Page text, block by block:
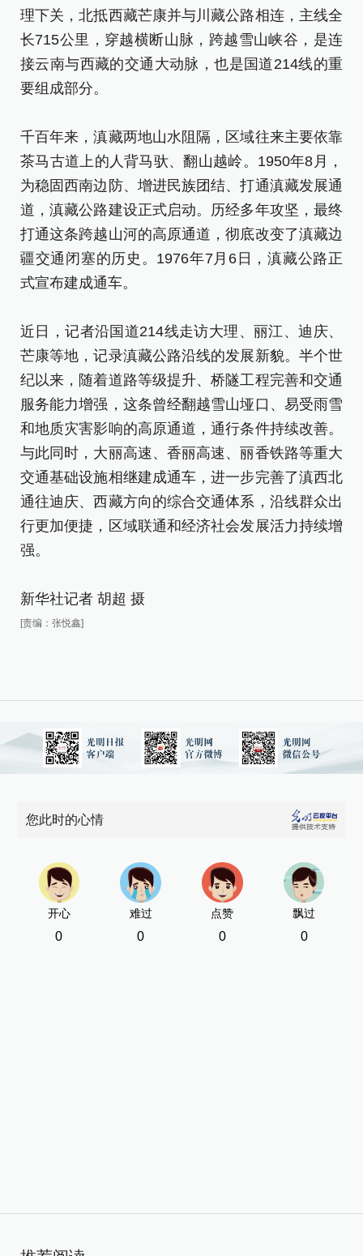
理下关，北抵西藏芒康并与川藏公路相连，主线全
长715公里，穿越横断山脉，跨越雪山峡谷，是连
接云南与西藏的交通大动脉，也是国道214线的重
要组成部分。
千百年来，滇藏两地山水阻隔，区域往来主要依靠
茶马古道上的人背马驮、翻山越岭。1950年8月，
为稳固西南边防、增进民族团结、打通滇藏发展通
道，滇藏公路建设正式启动。历经多年攻坚，最终
打通这条跨越山河的高原通道，彻底改变了滇藏边
疆交通闭塞的历史。1976年7月6日，滇藏公路正
式宣布建成通车。
近日，记者沿国道214线走访大理、丽江、迪庆、
芒康等地，记录滇藏公路沿线的发展新貌。半个世
纪以来，随着道路等级提升、桥隧工程完善和交通
服务能力增强，这条曾经翻越雪山垭口、易受雨雪
和地质灾害影响的高原通道，通行条件持续改善。
与此同时，大丽高速、香丽高速、丽香铁路等重大
交通基础设施相继建成通车，进一步完善了滇西北
通往迪庆、西藏方向的综合交通体系，沿线群众出
行更加便捷，区域联通和经济社会发展活力持续增
强。
新华社记者 胡超 摄
[责编：张悦鑫]
您此时的心情
开心
0
难过
0
点赞
0
飘过
0